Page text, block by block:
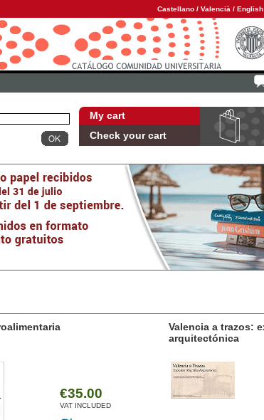
Castellano / Valencià / English
My cart
Check your cart
Valencia a trazos: expresión poligráfica